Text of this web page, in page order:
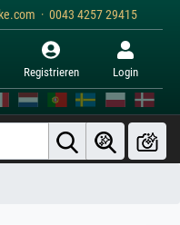
· 0043 4257 29415
Registrieren Login